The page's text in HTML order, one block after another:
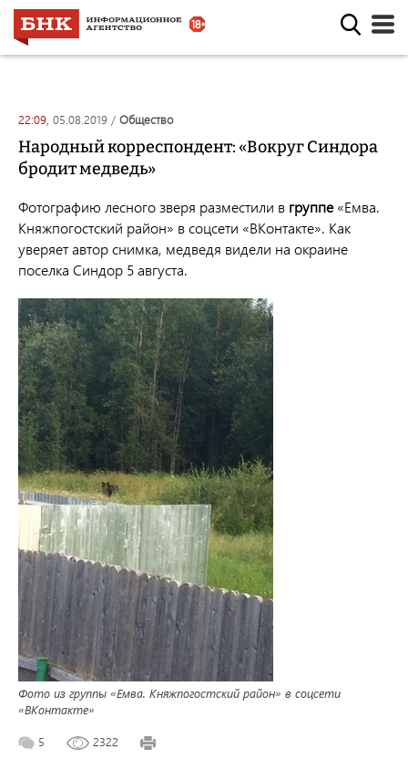
22:09, 05.08.2019 / общество
Народный корреспондент: «Вокруг Синдора
бродит медведь»
Фотографию лесного зверя разместили в группе«Емва.
Княжпогостский район» в соцсети «ВКонтакте». Как
уверяет автор снимка, медведя видели на окраине
поселка Синдор 5 августа.
Фото из группы «Емва. Княжпогостский район» в соцсети
«ВКонтакте»
5 2322